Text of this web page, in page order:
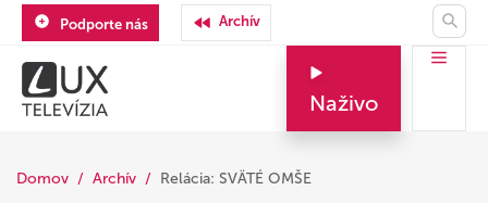
Podporte nás Archív
Naživo
Domov Archív Relácia: SVÄTÉ OMŠE